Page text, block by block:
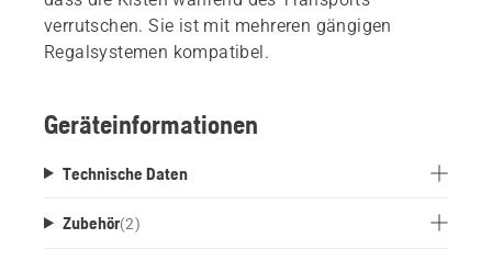
verrutschen. Sie ist mit mehreren gängigen
Regalsystemen kompatibel.
Geräteinformationen
Technische Daten
Zubehör(2)